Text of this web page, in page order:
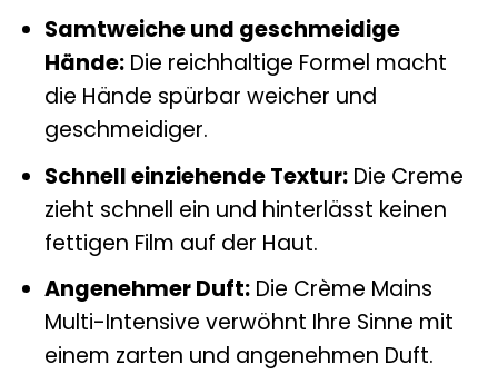
Samtweiche und geschmeidige
Hände:Die reichhaltige Formel macht
die Hände spürbar weicher und
geschmeidiger.
Schnell einziehende Textur:Die Creme
zieht schnell ein und hinterlässt keinen
fettigen Film auf der Haut.
Angenehmer Duft:Die Crème Mains
Multi-Intensive verwöhnt Ihre Sinne mit
einem zarten und angenehmen Duft.